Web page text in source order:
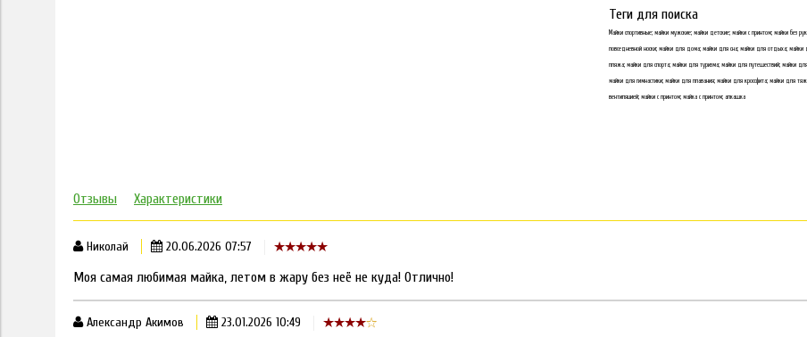
Теги для поиска
Майки спортивные; майки мужские; майки детские; майки с принтом; майки без
повседневной носки; майки для дома; майки для сна; майки для отдыха;
пляжа; майки для спорта; майки для туризма; майки для путешествий; майки
майки для гимнастики; майки для плавания; майки для кроссфита; майки для
вентиляцией; майки с принтом; майка с принтом; алкашка
Отзывы Характеристики
Николай 20.06.2026 07:57
Моя самая любимая майка, летом в жару без неё не куда! Отлично!
Александр Акимов 23.01.2026 10:49